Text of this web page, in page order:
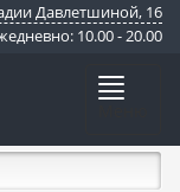
Давлетшиной, 16
10.00 - 20.00